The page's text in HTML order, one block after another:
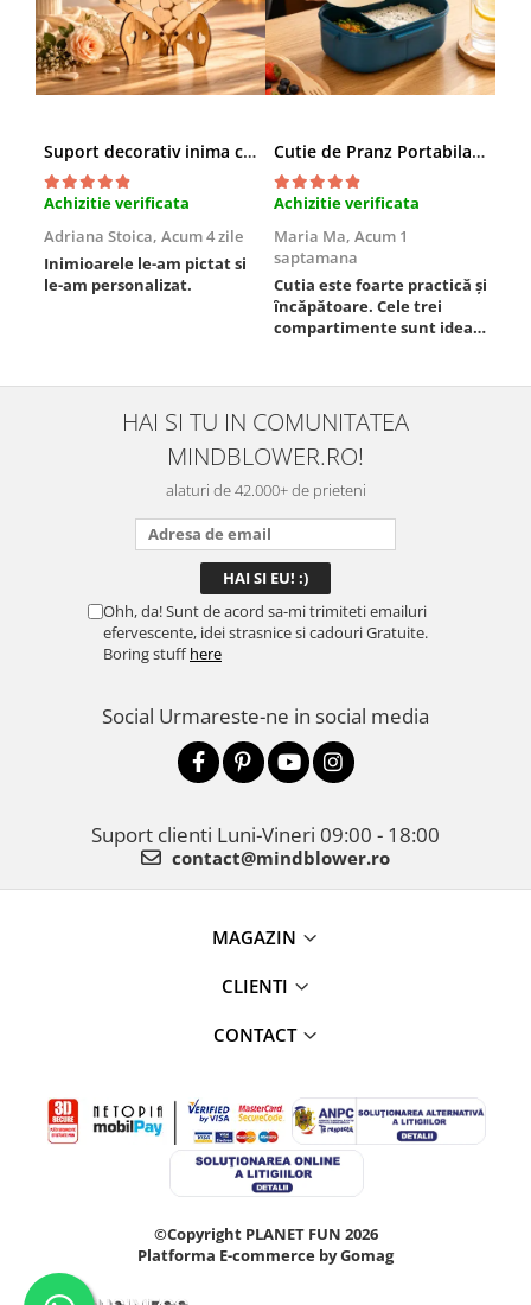
Suport decorativ inima cu mesaje, Cadou cu suflet
Achizitie verificata
Adriana Stoica, Acum 4 zile
Inimioarele le-am pictat si
le-am personalizat.
Cutie de Pranz Portabila cu Compartimente
Achizitie verificata
Maria Ma, Acum 1
saptamana
Cutia este foarte practică și
încăpătoare. Cele trei
compartimente sunt ideale
este sigură, fără scurgeri. O
folosesc aproape zilnic la
serviciu și sunt foarte
mulțumită.
HAI SI TU IN COMUNITATEA
MINDBLOWER.RO!
alaturi de 42.000+ de prieteni
Ohh, da! Sunt de acord sa-mi trimiteti emailuri
efervescente, idei strasnice si cadouri Gratuite.
Boring stuffhere
Social Urmareste-ne in social media
Suport clienti Luni-Vineri 09:00 - 18:00
contact@mindblower.ro
MAGAZIN
CLIENTI
CONTACT
©Copyright PLANET FUN 2026
Platforma E-commerce by Gomag